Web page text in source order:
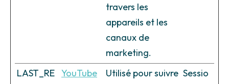
travers les
appareils et les
canaux de
marketing.
LAST_RE YouTube
Utilisé pour suivre Sessio